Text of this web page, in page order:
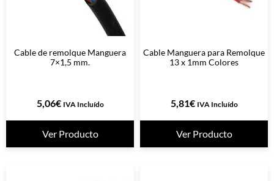
Cable de remolque Manguera
7×1,5 mm.
5,06€ IVA Incluído
Ver Producto
Cable Manguera para Remolque
13 x 1mm Colores
5,81€ IVA Incluído
Ver Producto